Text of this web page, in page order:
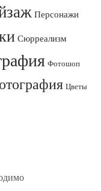
Персонажи
Сюрреализм
Фотошоп
Цветы